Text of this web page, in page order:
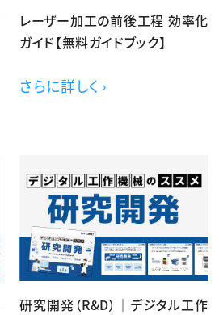
レーザー加工の前後工程 効率化
ガイド【無料ガイドブック】
さらに詳しく ›
研究開発（R&D）｜デジタル工作